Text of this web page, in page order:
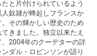
と片付けられているよう
奴隷が蜂起しフランスか
その輝かしい歴史のため
きました。独立以来たえ
2004年のクーデターの詳
ダル・ロビンソンが語り